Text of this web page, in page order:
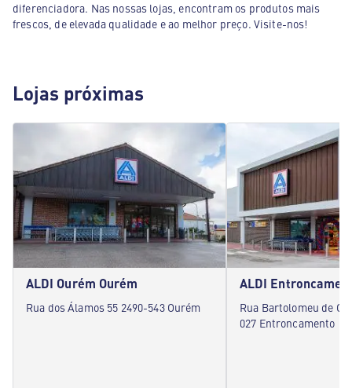
diferenciadora. Nas nossas lojas, encontram os produtos mais
frescos, de elevada qualidade e ao melhor preço. Visite-nos!
Lojas próximas
ALDI Ourém Ourém
Rua dos Álamos 55 2490-543 Ourém
Rua Bartolomeu de
027 Entroncamento